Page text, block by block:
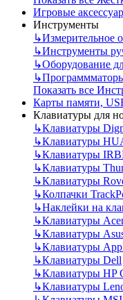
Игровые
Инструменты
↳Измерительное
↳Инструменты
↳Оборудование
↳
Показать все
Карты памяти,
Клавиатуры для
↳Клавиатуры
↳Клавиатуры
↳Клавиатуры
↳Клавиатуры
↳Клавиатуры
↳Колпачки
↳Наклейки на
↳Клавиатуры
↳Клавиатуры
↳Клавиатуры
↳Клавиатуры Dell
↳Клавиатуры HP
↳Клавиатуры